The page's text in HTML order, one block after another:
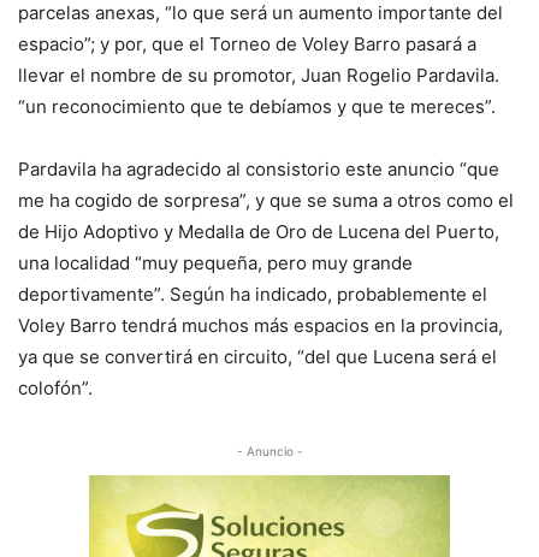
parcelas anexas, “lo que será un aumento importante del
espacio”; y por, que el Torneo de Voley Barro pasará a
llevar el nombre de su promotor, Juan Rogelio Pardavila.
“un reconocimiento que te debíamos y que te mereces”.
Pardavila ha agradecido al consistorio este anuncio “que
me ha cogido de sorpresa”, y que se suma a otros como el
de Hijo Adoptivo y Medalla de Oro de Lucena del Puerto,
una localidad “muy pequeña, pero muy grande
deportivamente”. Según ha indicado, probablemente el
Voley Barro tendrá muchos más espacios en la provincia,
ya que se convertirá en circuito, “del que Lucena será el
colofón”.
- Anuncio -